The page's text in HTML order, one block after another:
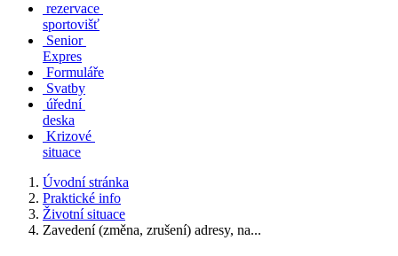
rezervace
sportovišť
Senior
Expres
Formuláře
Svatby
úřední
deska
Krizové
situace
Úvodní stránka
Praktické info
Životní situace
Zavedení (změna, zrušení) adresy, na...